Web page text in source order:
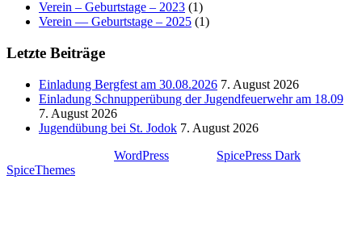
Verein – Geburtstage – 2023 (1)
Verein — Geburtstage – 2025 (1)
Letzte Beiträge
Einladung Bergfest am 30.08.2026 7. August 2026
Einladung Schnupperübung der Jugendfeuerwehr am 18.09
7. August 2026
Jugendübung bei St. Jodok 7. August 2026
WordPress SpicePress Dark
SpiceThemes